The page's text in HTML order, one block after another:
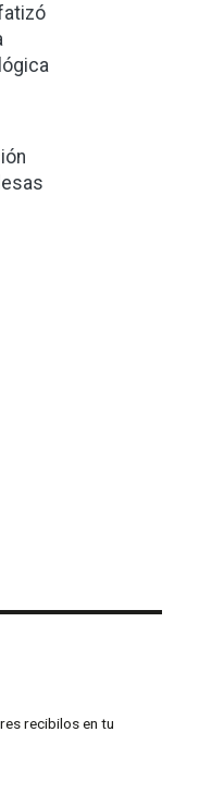
recibilos en tu